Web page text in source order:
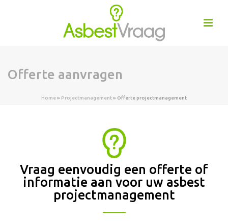
Offerte aanvragen
Home» Projectmanagement» Offerte projectmanagement
Vraag eenvoudig een offerte of
informatie aan voor uw asbest
projectmanagement